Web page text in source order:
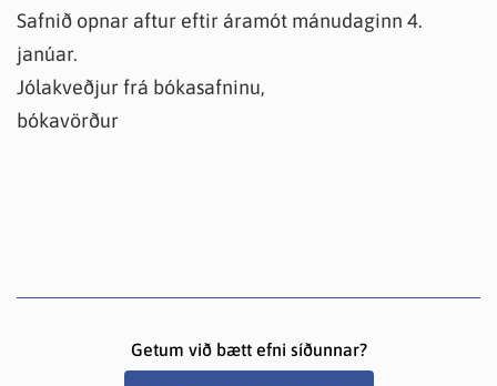
Safnið opnar aftur eftir áramót mánudaginn 4.
janúar.
Jólakveðjur frá bókasafninu,
bókavörður
Getum við bætt efni síðunnar?